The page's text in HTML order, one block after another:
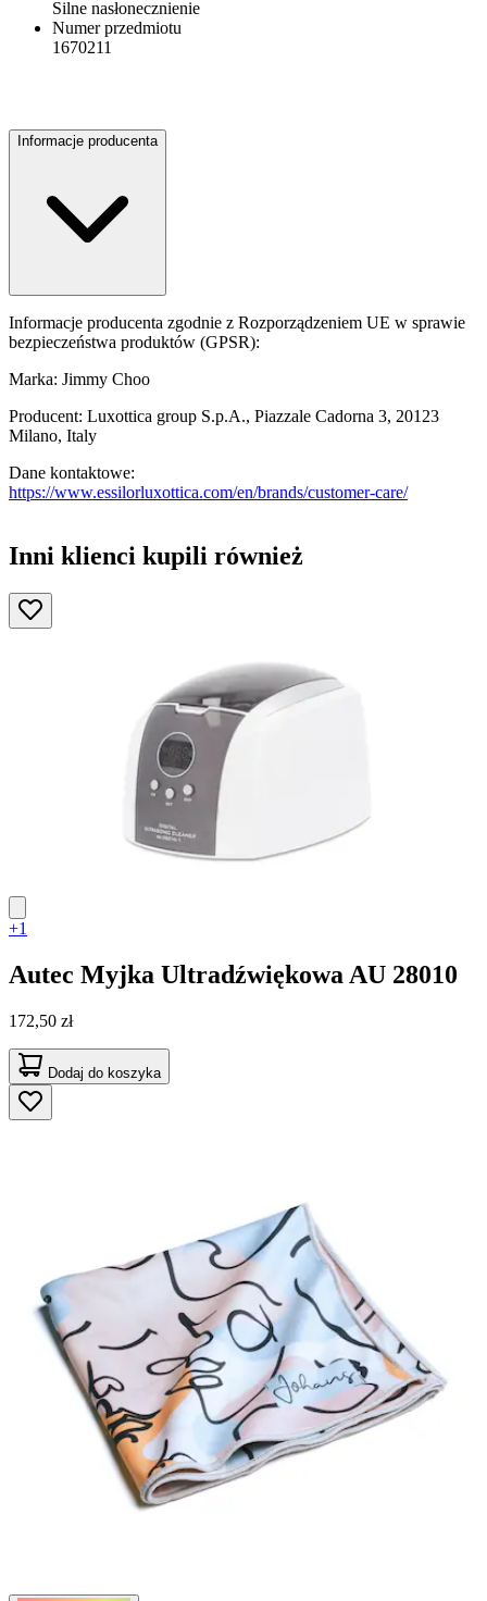
Silne nasłonecznienie
Numer przedmiotu
1670211
Informacje producenta
Informacje producenta zgodnie z Rozporządzeniem UE w sprawie
bezpieczeństwa produktów (GPSR):
Marka: Jimmy Choo
Producent: Luxottica group S.p.A., Piazzale Cadorna 3, 20123
Milano, Italy
Dane kontaktowe:
https://www.essilorluxottica.com/en/brands/customer-care/
Inni klienci kupili również
+1
Autec Myjka Ultradźwiękowa AU 28010
172,50 zł
Dodaj do koszyka